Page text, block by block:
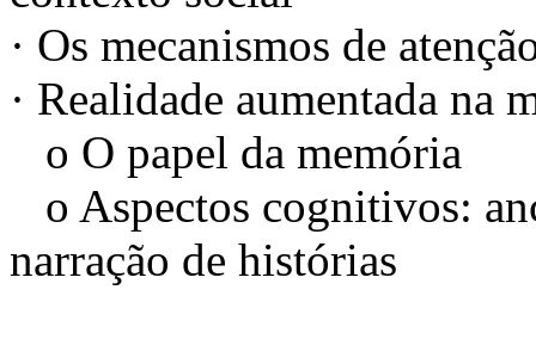
· Os mecanismos de
· Realidade aumentada na
o O papel da memória
o Aspectos cognitivos:
narração de histórias